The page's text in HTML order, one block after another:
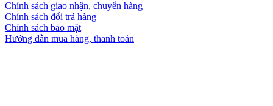
Chính sách giao nhận, chuyển hàng
Chính sách đổi trả hàng
Chính sách bảo mật
Hướng dẫn mua hàng, thanh toán